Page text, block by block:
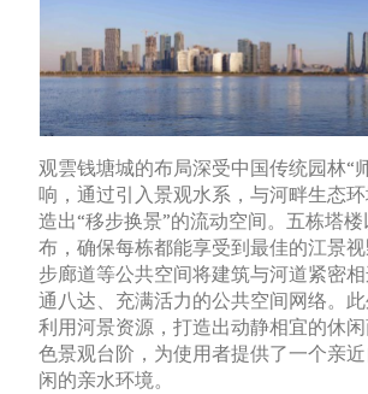
观雲钱塘城的布局深受中国传统园林“
响，通过引入景观水系，与河畔生态
造出“移步换景”的流动空间。五栋塔
布，确保每栋都能享受到最佳的江景
步廊道等公共空间将建筑与河道紧密
通八达、充满活力的公共空间网络。
利用河景资源，打造出动静相宜的休
色景观台阶，为使用者提供了一个亲
闲的亲水环境。